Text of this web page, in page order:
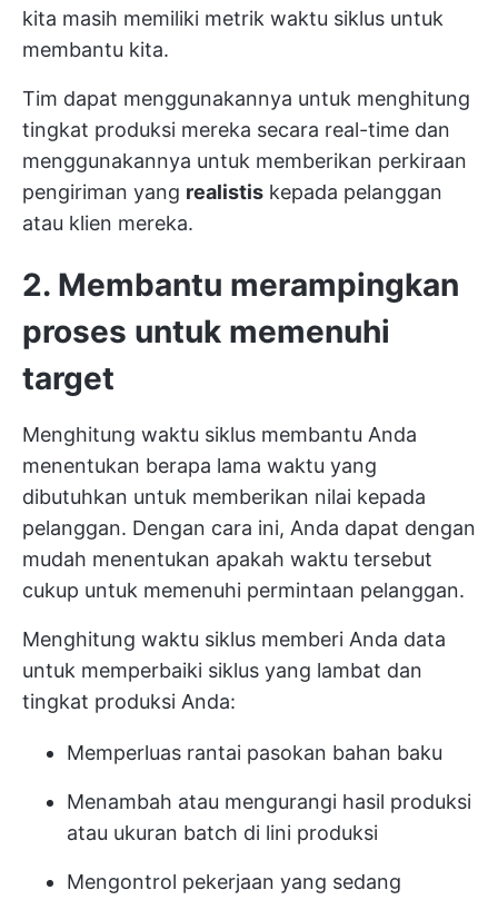
kita masih memiliki metrik waktu siklus untuk
membantu kita.
Tim dapat menggunakannya untuk menghitung
tingkat produksi mereka secara real-time dan
menggunakannya untuk memberikan perkiraan
pengiriman yang realistis kepada pelanggan
atau klien mereka.
2. Membantu merampingkan
proses untuk memenuhi
target
Menghitung waktu siklus membantu Anda
menentukan berapa lama waktu yang
dibutuhkan untuk memberikan nilai kepada
pelanggan. Dengan cara ini, Anda dapat dengan
mudah menentukan apakah waktu tersebut
cukup untuk memenuhi permintaan pelanggan.
Menghitung waktu siklus memberi Anda data
untuk memperbaiki siklus yang lambat dan
tingkat produksi Anda:
Memperluas rantai pasokan bahan baku
Menambah atau mengurangi hasil produksi
atau ukuran batch di lini produksi
Mengontrol pekerjaan yang sedang